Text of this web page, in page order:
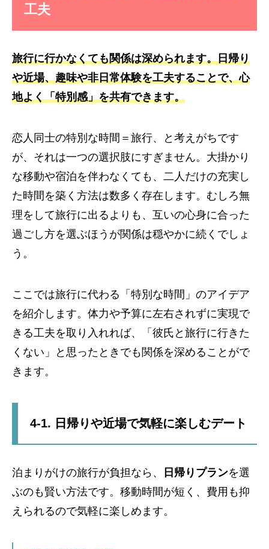
工夫
旅行に行かなくても関係は深められます。日帰り
や近場、趣味や非日常体験を工夫することで、心
地よく「特別感」を共有できます。
恋人同士の特別な時間＝旅行、と考えがちです
が、それは一つの選択肢にすぎません。大掛かり
な移動や宿泊を伴わなくても、二人だけの充実し
た時間を築く方法は数多く存在します。むしろ無
理をして旅行に出るよりも、互いの心身に合った
過ごし方を選ぶほうが関係は穏やかに続くでしょ
う。
ここでは旅行に代わる「特別な時間」のアイデア
を紹介します。体力や予算に左右されずに実現で
きる工夫を取り入れれば、「彼氏と旅行に行きた
くない」と思ったときでも関係を深めることがで
きます。
4-1. 日帰りや近場で気軽に楽しむデート
泊まりがけの旅行が負担なら、 日帰りプランを選
ぶのも賢い方法です。移動時間が短く、費用も抑
えられるので気軽に楽しめます。